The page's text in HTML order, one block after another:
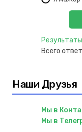
Результаты
Всего
Наши Друзья
Мы в
Мы в